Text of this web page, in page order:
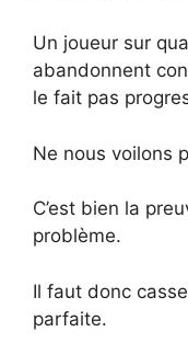
Un joueur sur
abandonnent
le fait pas
Ne nous voilons
C’est bien la
problème.
Il faut donc
parfaite.